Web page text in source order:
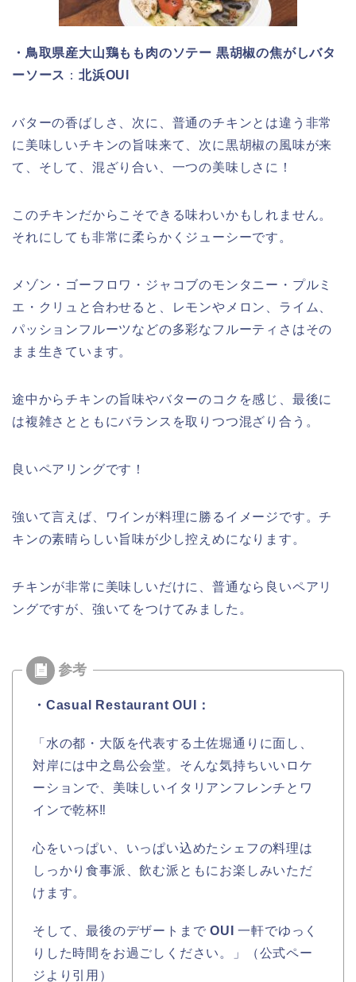
・鳥取県産大山鶏もも肉のソテー 黒胡椒の焦がしバタ
ーソース ：北浜OUI
バターの香ばしさ、次に、普通のチキンとは違う非常
に美味しいチキンの旨味来て、次に黒胡椒の風味が来
て、そして、混ざり合い、一つの美味しさに！
このチキンだからこそできる味わいかもしれません。
それにしても非常に柔らかくジューシーです。
メゾン・ゴーフロワ・ジャコブのモンタニー・プルミ
エ・クリュと合わせると、レモンやメロン、ライム、
パッションフルーツなどの多彩なフルーティさはその
まま生きています。
途中からチキンの旨味やバターのコクを感じ、最後に
は複雑さとともにバランスを取りつつ混ざり合う。
良いペアリングです！
強いて言えば、ワインが料理に勝るイメージです。チ
キンの素晴らしい旨味が少し控えめになります。
チキンが非常に美味しいだけに、普通なら良いペアリ
ングですが、強いてをつけてみました。
・Casual Restaurant OUI：
「水の都・大阪を代表する土佐堀通りに面し、
対岸には中之島公会堂。そんな気持ちいいロケ
ーションで、美味しいイタリアンフレンチとワ
インで乾杯‼
心をいっぱい、いっぱい込めたシェフの料理は
しっかり食事派、飲む派ともにお楽しみいただ
けます。
そして、最後のデザートまでOUI一軒でゆっく
りした時間をお過ごしください。」（公式ペー
ジより引用）